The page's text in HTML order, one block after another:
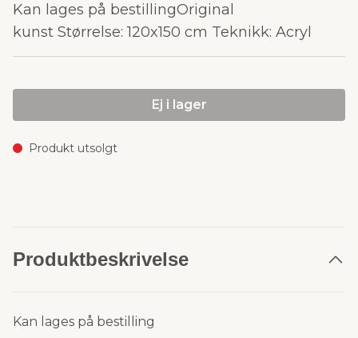
Kan lages på bestillingOriginal
kunst Størrelse: 120x150 cm Teknikk: Acryl
Ej i lager
Produkt utsolgt
Produktbeskrivelse
Kan lages på bestilling